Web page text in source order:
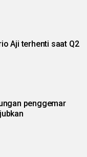
Aji terhenti saat Q2
penggemar